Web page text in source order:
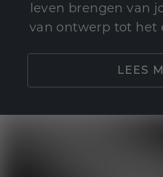
leven brengen van
van ontwerp tot het
LEES